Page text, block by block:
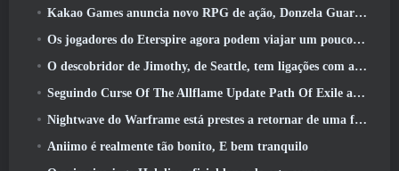
Kakao Games anuncia novo RPG de ação, Donzela Guardiã
Os jogadores do Eterspire agora podem viajar um pouco no tempo… como um deleite
O descobridor de Jimothy, de Seattle, tem ligações com a ArenaNet, Então é claro que eles estão adicionando isso ao Guild Wars 2
Seguindo Curse Of The Allflame Update Path Of Exile anuncia várias mudanças com base no feedback
Nightwave do Warframe está prestes a retornar de uma forma chocante
Aniimo é realmente tão bonito, E bem tranquilo